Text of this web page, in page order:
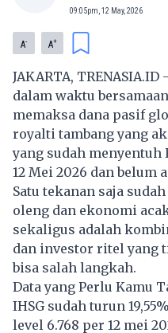
09:05pm, 12 May, 2026
A- A+
JAKARTA,
dalam waktu
memaksa dana pasif
royalti tambang yang
yang sudah menyentuh
12 Mei 2026 dan belum
Satu tekanan saja
oleng dan ekonomi
sekaligus adalah
dan investor ritel yang
bisa salah langkah.
Data yang Perlu Kamu
IHSG sudah turun
level 6.768 per 12 mei